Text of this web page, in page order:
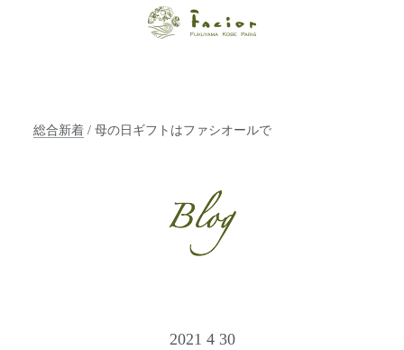
ン ファシオー
輝く美をトータ
ルでご提案しま
す。
総合新着 / 母の日ギフトはファシオールで
2021 4 30